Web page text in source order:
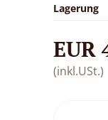
Lagerung
EUR
(inkl.USt.)